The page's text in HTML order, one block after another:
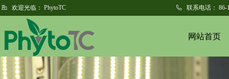
欢迎光临： PhytoTC 联系电话： 86-
网站首页